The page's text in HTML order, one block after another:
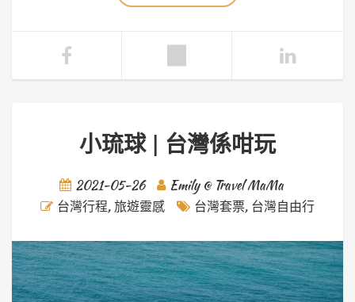
小琉球 | 台灣係咁玩
2021-05-26
Emily @ Travel MaMa
台灣行程,旅遊靈感 台灣套票, 台灣自由行